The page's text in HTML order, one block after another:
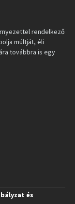
rendelkező
múltját, éli
továbbra is egy
és